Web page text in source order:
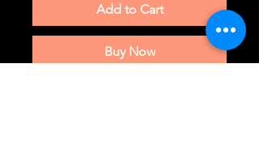
Add to Cart
Buy Now